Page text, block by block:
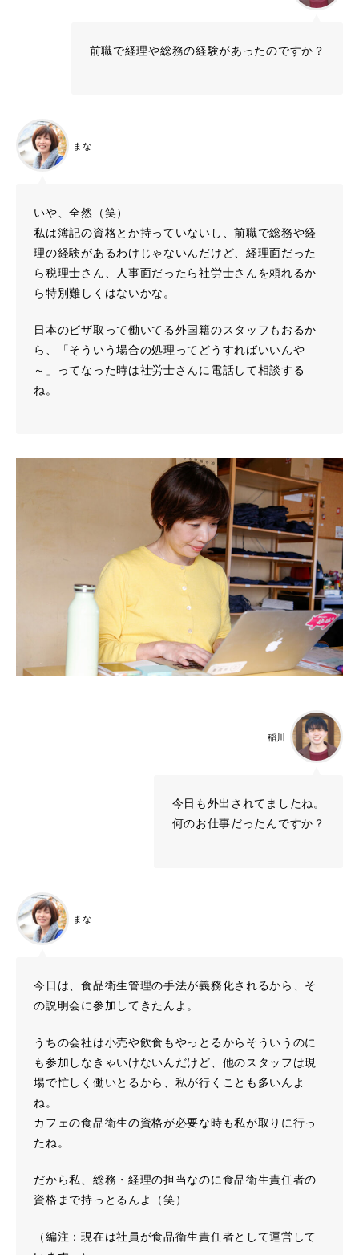
前職で経理や総務の経験があったのですか？
まな
いや、全然（笑）
私は簿記の資格とか持っていないし、前職で総務や経
理の経験があるわけじゃないんだけど、経理面だった
ら税理士さん、人事面だったら社労士さんを頼れるか
ら特別難しくはないかな。
日本のビザ取って働いてる外国籍のスタッフもおるか
ら、「そういう場合の処理ってどうすればいいんや
～」ってなった時は社労士さんに電話して相談する
ね。
稲川
今日も外出されてましたね。
何のお仕事だったんですか？
まな
今日は、食品衛生管理の手法が義務化されるから、そ
の説明会に参加してきたんよ。
うちの会社は小売や飲食もやっとるからそういうのに
も参加しなきゃいけないんだけど、他のスタッフは現
場で忙しく働いとるから、私が行くことも多いんよ
ね。
カフェの食品衛生の資格が必要な時も私が取りに行っ
たね。
だから私、総務・経理の担当なのに食品衛生責任者の
資格まで持っとるんよ（笑）
（編注：現在は社員が食品衛生責任者として運営して